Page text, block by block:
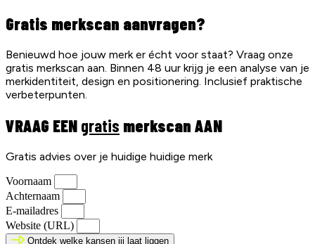
Gratis merkscan aanvragen?
Benieuwd hoe jouw merk er écht voor staat? Vraag onze
gratis merkscan aan. Binnen 48 uur krijg je een analyse van je
merkidentiteit, design en positionering. Inclusief praktische
verbeterpunten.
VRAAG EEN gratis merkscan AAN
Gratis advies over je huidige huidige merk
Voornaam
Achternaam
E-mailadres
Website (URL)
Ontdek welke kansen jij laat liggen